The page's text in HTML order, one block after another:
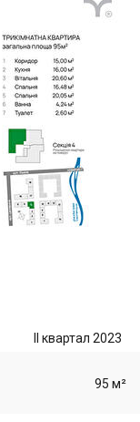
II квартал 2023
95 м²